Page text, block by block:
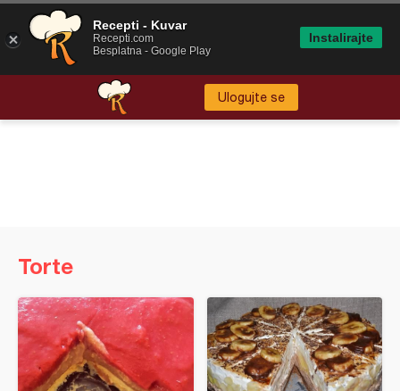
Ulogujte se
Torte
Recepti - Kuvar
Recepti.com
Besplatna - Google Play
Instalirajte